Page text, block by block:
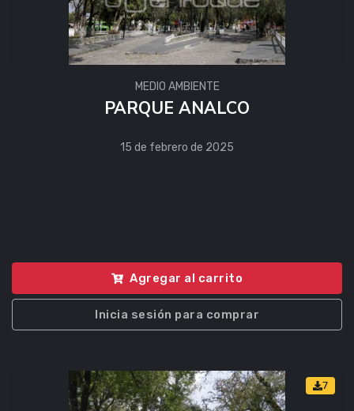
MEDIO AMBIENTE
PARQUE ANALCO
15 de febrero de 2025
Agregar al carrito
Inicia sesión para comprar
7